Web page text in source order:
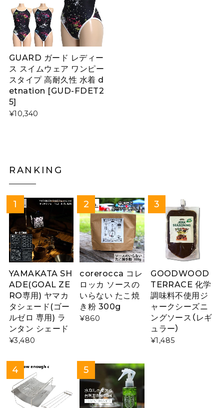
GUARD ガード レディー
ス スイムウェア ワンピー
スタイプ 高耐久性 水着 d
etnation [GUD-FDET2
5]
¥10,340
RANKING
YAMAKATA SH
ADE(GOAL ZE
RO専用) ヤマカ
タシェード(ゴー
ルゼロ 専用) ラ
ンタン シェード
¥3,480
corerocca コレ
ロッカ ソースの
いらない たこ焼
き粉 300g
¥860
GOODWOOD
TERRACE 化学
調味料不使用ジ
ャークシーズニ
ングソース（レギ
ュラー）
¥1,485